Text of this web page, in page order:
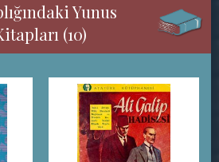
Yunus
(10)